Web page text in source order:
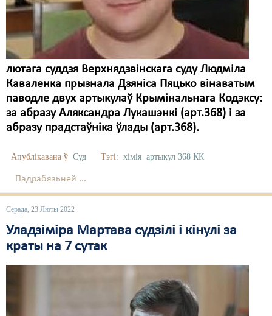
лютага суддзя Верхнядзвінскага суду Людміла
Каваленка прызнала Дзяніса Пяцько вінаватым
паводле двух артыкулаў Крымінальнага Кодэксу:
за абразу Аляксандра Лукашэнкі (арт.368) і за
абразу прадстаўніка ўлады (арт.368).
Апублікавана ў Суд Тэгі: хімія артыкул 368 КК
Падрабязьней ...
Серада, 23 Люты 2022
Уладзіміра Мартава судзілі і кінулі за
краты на 7 сутак
КПЧ ААН
Культурныя правы
ЛПП
Мігранты
Мірныя сходы
Палітвязьні
Праваабаронцы
Правы дзіцяці
Пэнітэнцыярная сыстэма
Распальваньне варожасьці
Рознае
Свабода сумленьня